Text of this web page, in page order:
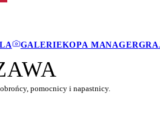
GALERIEKOPA MANAGER
pomocnicy i napastnicy.